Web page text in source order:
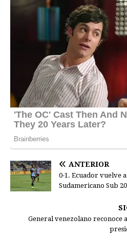
ANTERIOR
0-1. Ecuador vuelve
Sudamericano Sub 20
General venezolano reconoce